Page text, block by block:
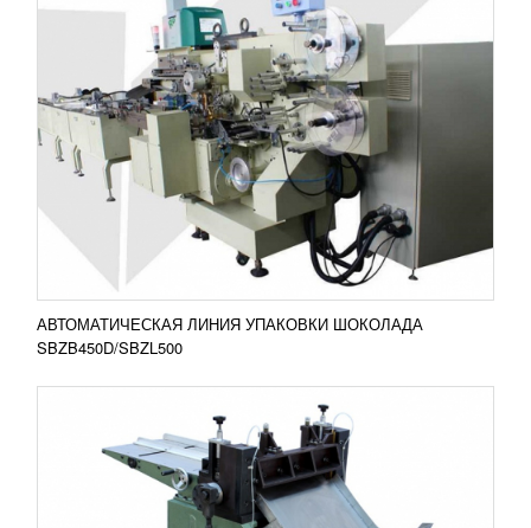
АВТОМАТИЧЕСКАЯ ЛИНИЯ УПАКОВКИ ШОКОЛАДА
SBZB450D/SBZL500
СТАНОК ДЛЯ РЕЗКИ ЦЕНТРАЛЬНОГО
КАРТОНА ST096
УЗНАТЬ ЦЕНУ
Машина для резки картона переплетных крышек
ST-096 предназначена для резки центральной
части корешка, отстава переплетных крышек или
коробок....
ПОДРОБНЕЕ
Добавить в сравнение
ЛАПШЕРЕЗКА LGS 30